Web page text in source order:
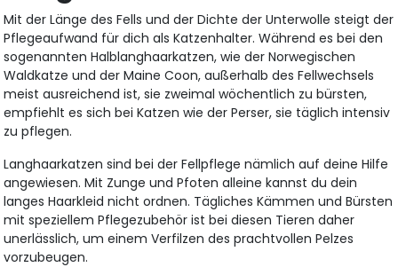
Mit der Länge des Fells und der Dichte der Unterwolle steigt der
Pflegeaufwand für dich als Katzenhalter. Während es bei den
sogenannten Halblanghaarkatzen, wie der Norwegischen
Waldkatze und der Maine Coon, außerhalb des Fellwechsels
meist ausreichend ist, sie zweimal wöchentlich zu bürsten,
empfiehlt es sich bei Katzen wie der Perser, sie täglich intensiv
zu pflegen.
Langhaarkatzen sind bei der Fellpflege nämlich auf deine Hilfe
angewiesen. Mit Zunge und Pfoten alleine kannst du dein
langes Haarkleid nicht ordnen. Tägliches Kämmen und Bürsten
mit speziellem Pflegezubehör ist bei diesen Tieren daher
unerlässlich, um einem Verfilzen des prachtvollen Pelzes
vorzubeugen.